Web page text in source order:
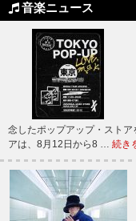
音楽ニュース
念したポップアップ・スト
アは、8月12日から8 … 続き